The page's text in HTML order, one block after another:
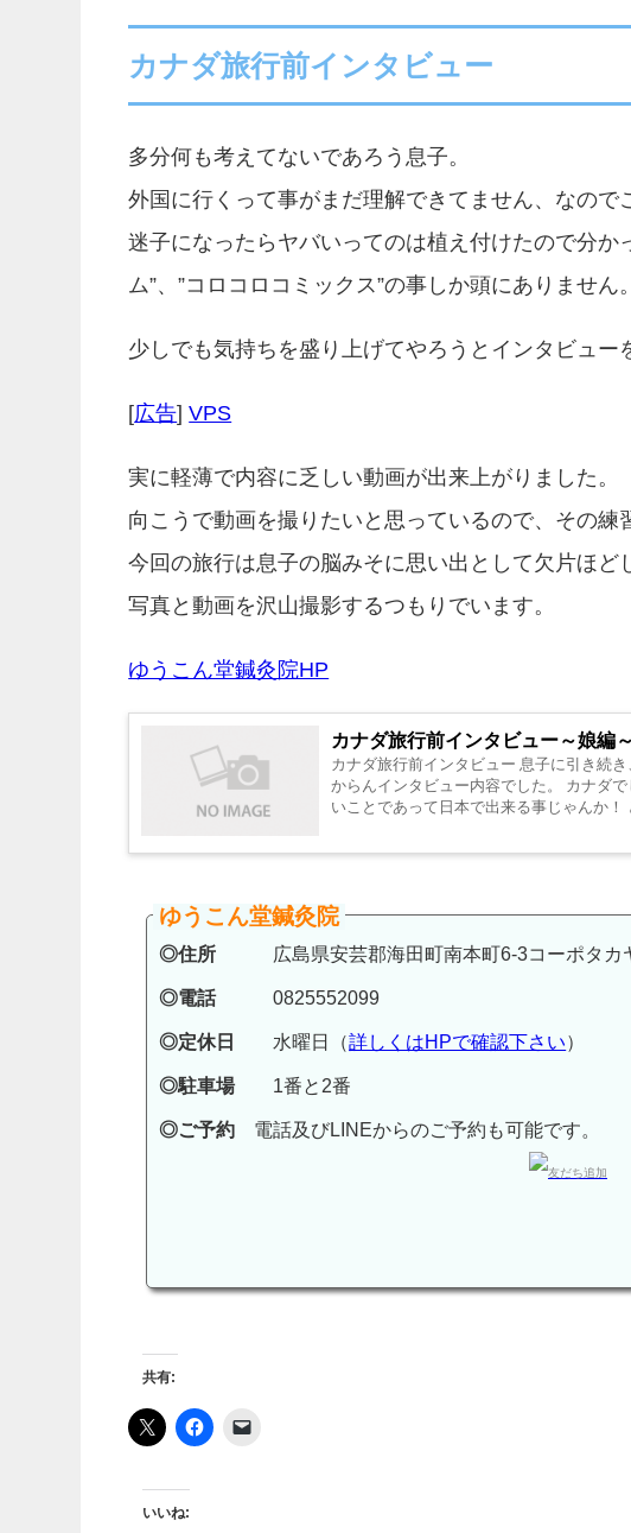
カナダ旅行前インタビュー
多分何も考えてないであろう息子。
外国に行くって事がまだ理解できてません、なので
迷子になったらヤバいってのは植え付けたので分か
ム”、”コロコロコミックス”の事しか頭にありません。
少しでも気持ちを盛り上げてやろうとインタビュー
[広告]VPS
実に軽薄で内容に乏しい動画が出来上がりました。
向こうで動画を撮りたいと思っているので、その練
今回の旅行は息子の脳みそに思い出として欠片ほど
写真と動画を沢山撮影するつもりでいます。
ゆうこん堂鍼灸院HP
カナダ旅行前インタビュー～娘編
カナダ旅行前インタビュー 息子に引き続
からんインタビュー内容でした。 カナダ
いことであって日本で出来る事じゃんか！
ゆうこん堂鍼灸院
◎住所 広島県安芸郡海田町南本町6-3コーポタカ
◎電話0825552099
◎定休日 水曜日（詳しくはHPで確認下さい）
◎駐車場1番と2番
◎ご予約 電話及びLINEからのご予約も可能です。
共有:
いいね: